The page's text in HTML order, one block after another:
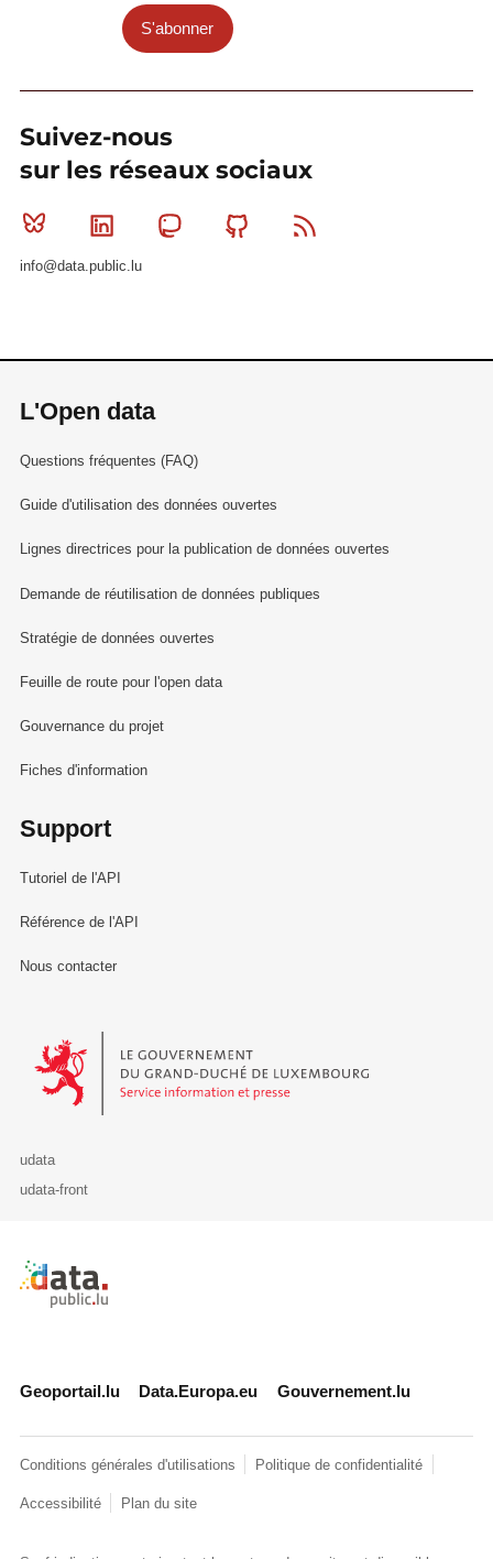
S'abonner
Suivez-nous
sur les réseaux sociaux
Bluesky Linkedin MastodonGithub
info@data.public.lu
L'Open data
Questions fréquentes (FAQ)
Guide d'utilisation des données ouvertes
Lignes directrices pour la publication de données ouvertes
Demande de réutilisation de données publiques
Stratégie de données ouvertes
Feuille de route pour l'open data
Gouvernance du projet
Fiches d'information
Support
Tutoriel de l'API
Référence de l'API
Nous contacter
Le Gouvernement du Grand-Duché de Luxembourg - Service
udata
udata-front
Retour à l'accueil de data.public.lu
Geoportail.lu Data.Europa.eu Gouvernement.lu
Conditions générales d'utilisations Politique de confidentialité
Accessibilité Plan du site